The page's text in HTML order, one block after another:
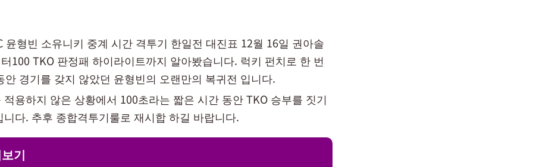
윤형빈 소유니키 중계 시간 격투기 한일전 대진표 12월 16일 권아솔
100 TKO 판정패 하이라이트까지 알아봤습니다. 럭키 펀치로 한 번
안 경기를 갖지 않았던 윤형빈의 오랜만의 복귀전 입니다.
용하지 않은 상황에서 100초라는 짧은 시간 동안 TKO 승부를 짓기
다. 추후 종합격투기룰로 재시합 하길 바랍니다.
기